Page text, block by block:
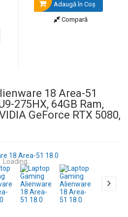
Adaugă în Coş
Compară
18 Area-51
275HX, 64GB Ram,
GeForce RTX 5080,
Loading...